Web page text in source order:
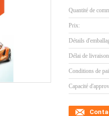
Quantité de
Prix:
Détails
Délai de
Conditions de
Capacité